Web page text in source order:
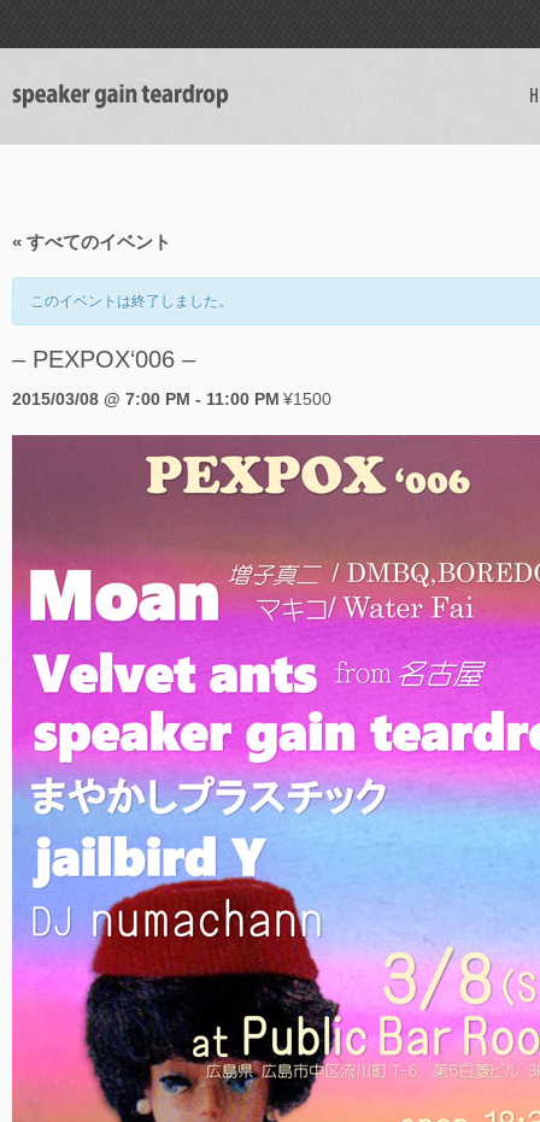
« すべてのイベント
このイベントは終了しました。
– PEXPOX‘006 –
2015/03/08 @ 7:00 PM - 11:00 PM ¥1500